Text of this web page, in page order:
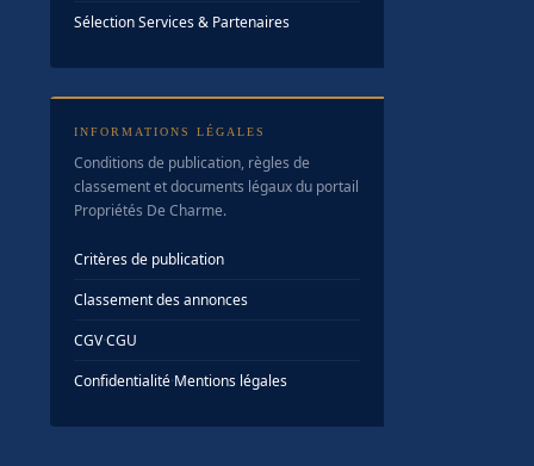
Sélection Services & Partenaires
INFORMATIONS LÉGALES
Conditions de publication, règles de
classement et documents légaux du portail
Propriétés De Charme.
Critères de publication
Classement des annonces
CGV·CGU
Confidentialité·Mentions légales